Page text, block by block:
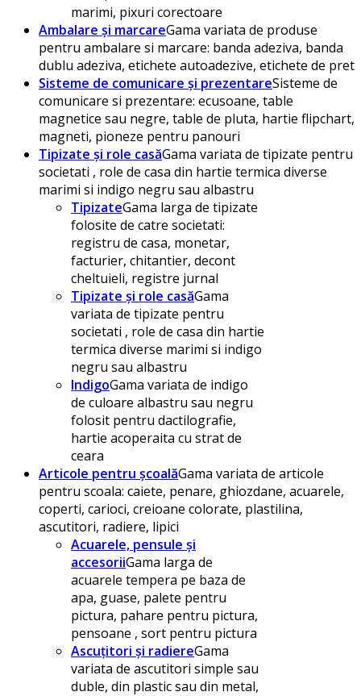
marimi, pixuri corectoare
Ambalare și marcareGama variata de produse
pentru ambalare si marcare: banda adeziva, banda
dublu adeziva, etichete autoadezive, etichete de pret
Sisteme de comunicare și prezentareSisteme de
comunicare si prezentare: ecusoane, table
magnetice sau negre, table de pluta, hartie flipchart,
magneti, pioneze pentru panouri
Tipizate și role casăGama variata de tipizate pentru
societati , role de casa din hartie termica diverse
marimi si indigo negru sau albastru
TipizateGama larga de tipizate
folosite de catre societati:
registru de casa, monetar,
facturier, chitantier, decont
cheltuieli, registre jurnal
Tipizate și role casăGama
variata de tipizate pentru
societati , role de casa din hartie
termica diverse marimi si indigo
negru sau albastru
IndigoGama variata de indigo
de culoare albastru sau negru
folosit pentru dactilografie,
hartie acoperaita cu strat de
ceara
Articole pentru școalăGama variata de articole
pentru scoala: caiete, penare, ghiozdane, acuarele,
coperti, carioci, creioane colorate, plastilina,
ascutitori, radiere, lipici
Acuarele, pensule și
accesoriiGama larga de
acuarele tempera pe baza de
apa, guase, palete pentru
pictura, pahare pentru pictura,
pensoane , sort pentru pictura
Ascuțitori și radiereGama
variata de ascutitori simple sau
duble, din plastic sau din metal,